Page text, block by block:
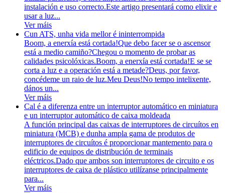
instalación e uso correcto.Este artigo presentará como elixir e
usar a luz...
Ver máis
Cun ATS, unha vida mellor é ininterrompida
Boom, a enerxía está cortada!Que debo facer se o ascensor
está a medio camiño?Chegou o momento de probar as
calidades psicolóxicas.Boom, a enerxía está cortada!E se se
corta a luz e a operación está a metade?Deus, por favor,
concédeme un raio de luz.Meu Deus!No tempo intelixente,
dános un...
Ver máis
Cal é a diferenza entre un interruptor automático en miniatura
e un interruptor automático de caixa moldeada
A función principal das caixas de interruptores de circuítos en
miniatura (MCB) e dunha ampla gama de produtos de
interruptores de circuítos é proporcionar mantemento para o
edificio de equipos de distribución de terminais
eléctricos.Dado que ambos son interruptores de circuito e os
interruptores de caixa de plástico utilízanse principalmente
para...
Ver máis